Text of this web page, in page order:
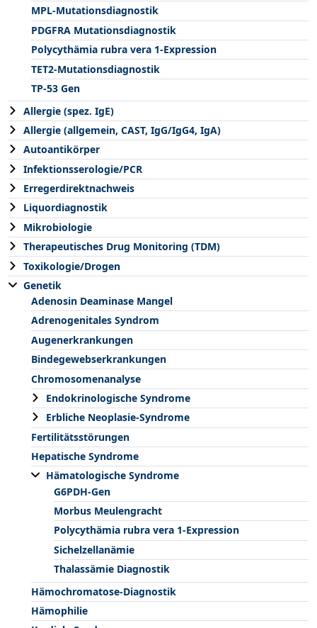
MPL-Mutationsdiagnostik
PDGFRA Mutationsdiagnostik
Polycythämia rubra vera 1-Expression
TET2-Mutationsdiagnostik
TP-53 Gen
Allergie (spez. IgE)
Allergie (allgemein, CAST, IgG/IgG4, IgA)
Autoantikörper
Infektionsserologie/PCR
Erregerdirektnachweis
Liquordiagnostik
Mikrobiologie
Therapeutisches Drug Monitoring (TDM)
Toxikologie/Drogen
Genetik
Adenosin Deaminase Mangel
Adrenogenitales Syndrom
Augenerkrankungen
Bindegewebserkrankungen
Chromosomenanalyse
Endokrinologische Syndrome
Erbliche Neoplasie-Syndrome
Fertilitätsstörungen
Hepatische Syndrome
Hämatologische Syndrome
G6PDH-Gen
Morbus Meulengracht
Polycythämia rubra vera 1-Expression
Sichelzellanämie
Thalassämie Diagnostik
Hämochromatose-Diagnostik
Hämophilie